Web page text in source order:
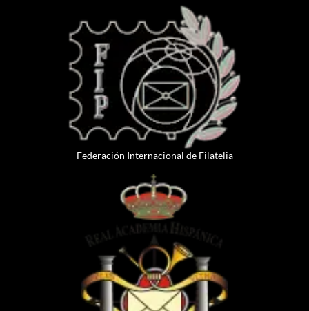
Federación Internacional de Filatelia